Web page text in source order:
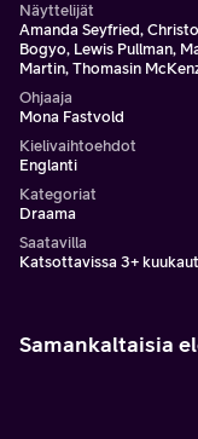
Näyttelijät
Amanda Seyfried,
Bogyo, Lewis Pullman,
Martin, Thomasin
Ohjaaja
Mona Fastvold
Kielivaihtoehdot
Englanti
Kategoriat
Draama
Saatavilla
Katsottavissa 3+
Samankaltaisia